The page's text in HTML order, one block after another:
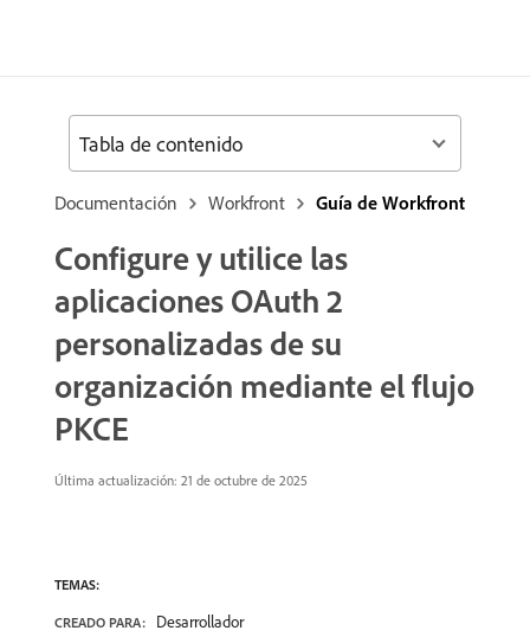
Documentación Workfront Guía de Workfront
Configure y utilice las
aplicaciones OAuth 2
personalizadas de su
organización mediante el flujo
PKCE
Última actualización: 21 de octubre de 2025
TEMAS:
CREADO PARA: Desarrollador
Tabla de contenido